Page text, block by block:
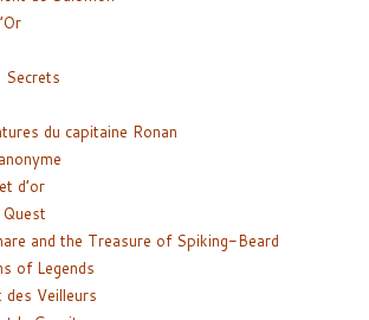
Secrets
du capitaine Ronan
d’or
and the Treasure of Spiking-Beard
of Legends
des Veilleurs